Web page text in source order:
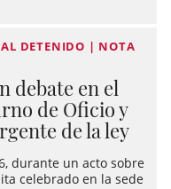
DETENIDO | NOTA
debate en el
de Oficio y
de la ley
durante un acto sobre
celebrado en la sede